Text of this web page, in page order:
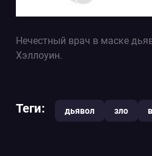
Нечестный врач в маске
Хэллоуин.
Теги: дьявол зло